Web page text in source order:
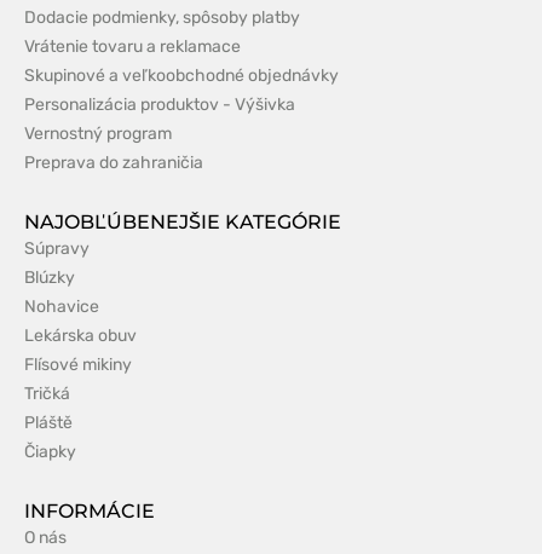
Dodacie podmienky, spôsoby platby
Vrátenie tovaru a reklamace
Skupinové a veľkoobchodné objednávky
Personalizácia produktov - Výšivka
Vernostný program
Preprava do zahraničia
NAJOBĽÚBENEJŠIE KATEGÓRIE
Súpravy
Blúzky
Nohavice
Lekárska obuv
Flísové mikiny
Tričká
Pláště
Čiapky
INFORMÁCIE
O nás